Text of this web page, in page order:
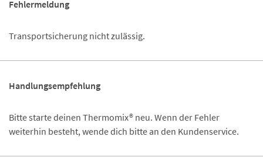
Fehlermeldung
Transportsicherung nicht zulässig.
Handlungsempfehlung
Bitte starte deinen Thermomix® neu. Wenn der Fehler
weiterhin besteht, wende dich bitte an den Kundenservice.